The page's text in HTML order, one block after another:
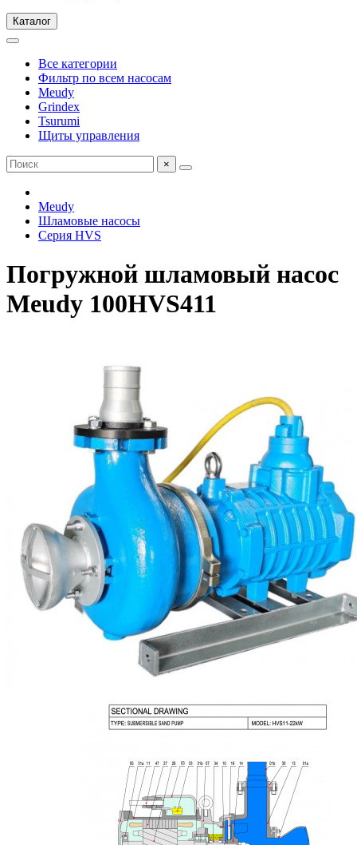
Каталог
Все категории
Фильтр по всем насосам
Meudy
Grindex
Tsurumi
Щиты управления
×
Meudy
Шламовые насосы
Серия HVS
Погружной шламовый насос
Meudy 100HVS411